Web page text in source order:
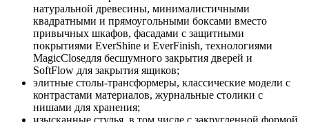
натуральной древесины, минималистичными
квадратными и прямоугольными боксами вместо
привычных шкафов, фасадами с защитными
покрытиями EverShine и EverFinish, технологиями
MagicCloseдля бесшумного закрытия дверей и
SoftFlow для закрытия ящиков;
элитные столы-трансформеры, классические модели с
контрастами материалов, журнальные столики с
нишами для хранения;